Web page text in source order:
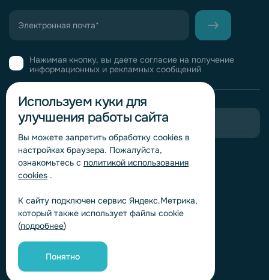
Нажимая кнопку, вы даете согласие на получение
информационных и рекламных сообщений
Горячая линия комплаенс
Обработка персональных данных
Политика обработки файлов cookie
Согласие на обработку персональных данных
«Яндекс.Метрика»
Согласие на обработку персональных данных для
получения рекламно-информационных рассылок
Пригласить в тендер
Используем куки для
улучшения работы сайта
Вы можете запретить обработку сookies в
настройках браузера. Пожалуйста,
ознакомьтесь с политикой использования
cookies .
К сайту подключен сервис Яндекс.Метрика,
который также использует файлы cookie
(подробнее)
Понятно